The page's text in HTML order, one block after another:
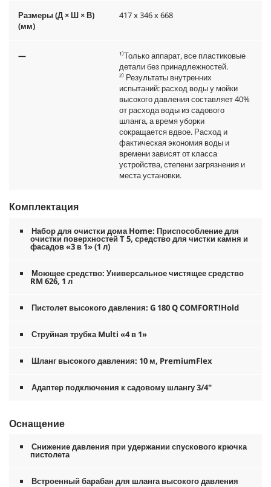
Размеры (Д × Ш × В)
(мм)
417 x 346 x 668
—
¹⁾Только аппарат, все пластиковые
детали без принадлежностей.
²⁾ Результаты внутренних
испытаний: расход воды у мойки
высокого давления составляет 40%
от расхода воды из садового
шланга, а время уборки
сокращается вдвое. Расход и
фактическая экономия воды и
времени зависят от класса
устройства, степени загрязнения и
места установки.
Комплектация
Набор для очистки дома Home: Приспособление для
очистки поверхностей T 5, средство для чистки камня и
фасадов «3 в 1» (1 л)
Моющее средство: Универсальное чистящее средство
RM 626, 1 л
Пистолет высокого давления: G 180 Q COMFORT!Hold
Струйная трубка Multi «4 в 1»
Шланг высокого давления: 10 м, PremiumFlex
Адаптер подключения к садовому шлангу 3/4"
Оснащение
Снижение давления при удержании спускового крючка
пистолета
Встроенный барабан для шланга высокого давления